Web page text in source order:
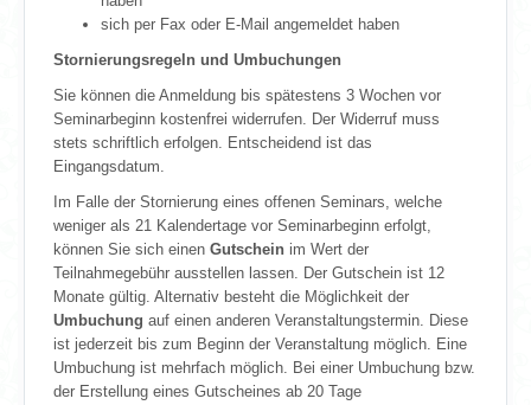
sich per Fax oder E-Mail angemeldet haben
Stornierungsregeln und Umbuchungen
Sie können die Anmeldung bis spätestens 3 Wochen vor
Seminarbeginn kostenfrei widerrufen. Der Widerruf muss
stets schriftlich erfolgen. Entscheidend ist das
Eingangsdatum.
Im Falle der Stornierung eines offenen Seminars, welche
weniger als 21 Kalendertage vor Seminarbeginn erfolgt,
können Sie sich einen Gutschein im Wert der
Teilnahmegebühr ausstellen lassen. Der Gutschein ist 12
Monate gültig. Alternativ besteht die Möglichkeit der
Umbuchung auf einen anderen Veranstaltungstermin. Diese
ist jederzeit bis zum Beginn der Veranstaltung möglich. Eine
Umbuchung ist mehrfach möglich. Bei einer Umbuchung bzw.
der Erstellung eines Gutscheines ab 20 Tage